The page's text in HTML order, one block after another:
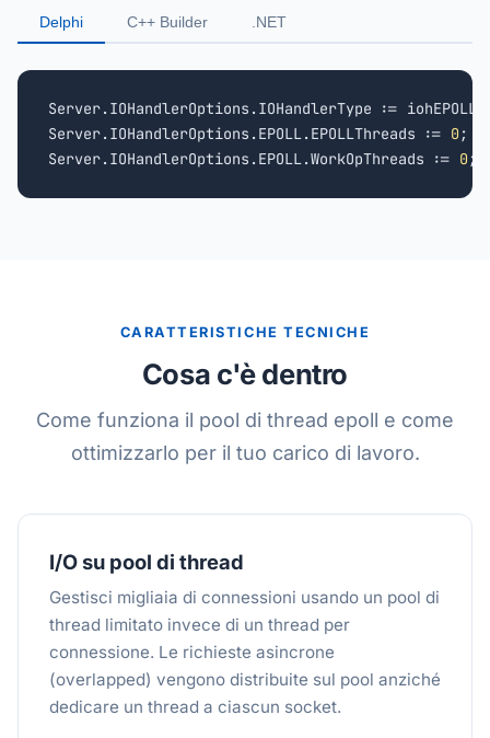
Delphi C++ Builder .NET
Server.IOHandlerOptions.IOHandlerType := iohEPOLL;
Server.IOHandlerOptions.EPOLL.EPOLLThreads := 0 ;
Server.IOHandlerOptions.EPOLL.WorkOpThreads := 0 ;
CARATTERISTICHE TECNICHE
Cosa c'è dentro
Come funziona il pool di thread epoll e come
ottimizzarlo per il tuo carico di lavoro.
I/O su pool di thread
Gestisci migliaia di connessioni usando un pool di
thread limitato invece di un thread per
connessione. Le richieste asincrone
(overlapped) vengono distribuite sul pool anziché
dedicare un thread a ciascun socket.